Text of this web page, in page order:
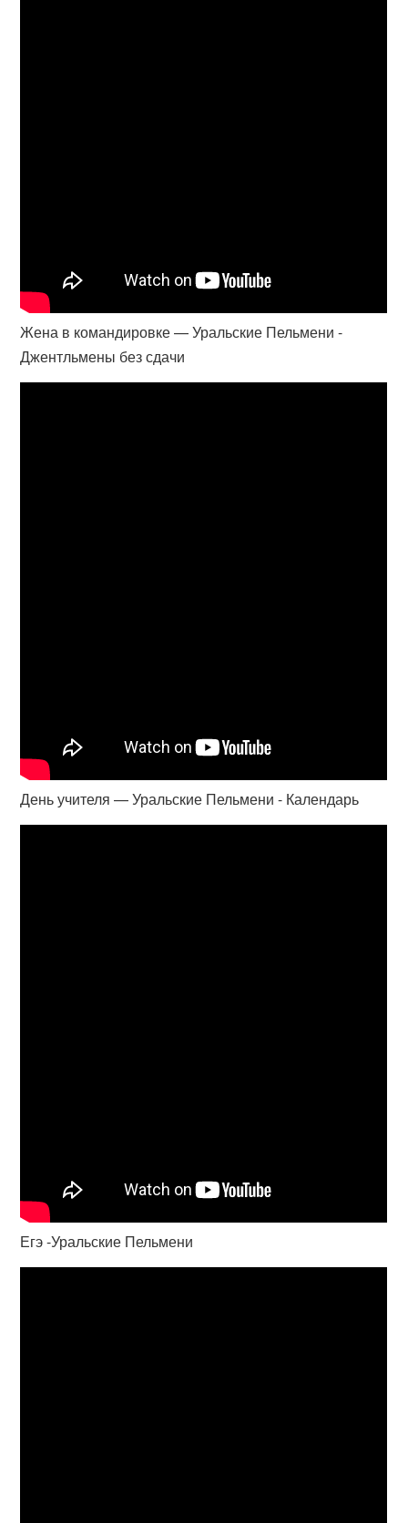
Жена в командировке — Уральские Пельмени -
Джентльмены без сдачи
День учителя — Уральские Пельмени - Календарь
Егэ -Уральские Пельмени